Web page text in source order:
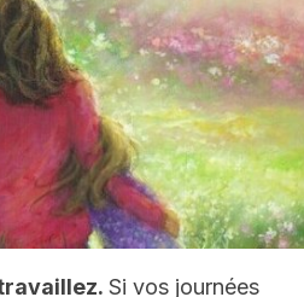
Si vos journées